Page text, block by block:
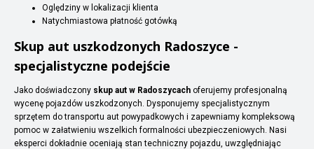
Oględziny w lokalizacji klienta
Natychmiastowa płatność gotówką
Skup aut uszkodzonych Radoszyce -
specjalistyczne podejście
Jako doświadczony skup aut w Radoszycach oferujemy profesjonalną
wycenę pojazdów uszkodzonych. Dysponujemy specjalistycznym
sprzętem do transportu aut powypadkowych i zapewniamy kompleksową
pomoc w załatwieniu wszelkich formalności ubezpieczeniowych. Nasi
eksperci dokładnie oceniają stan techniczny pojazdu, uwzględniając